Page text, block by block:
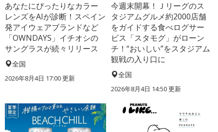
あなたにぴったりなカラー
レンズをAIが診断！スペイン
発アイウェアブランドなど
「OWNDAYS」イチオシの
サングラスが続々リリース
全国
2026年8月4日 17:00更新
今週末開幕！Ｊリーグのス
タジアムグルメ約2000店舗
をガイドする食べログサー
ビス「スタモグ」がローン
チ！“おいしい”をスタジアム
観戦の入り口に
全国
2026年8月4日 14:50更新